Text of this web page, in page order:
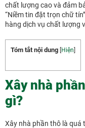
chất lượng cao và đảm
“Niềm tin đặt trọn chữ
hàng dịch vụ chất lượng
Tóm tắt nội dung [Hiện]
Xây nhà
gì?
Xây nhà phần thô là quá